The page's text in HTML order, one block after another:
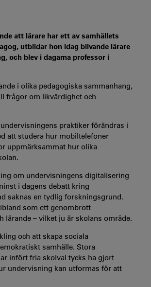
att lärare har ett av samhällets
utbildar hon idag blivande lärare
och blev i dagarna professor i
i olika pedagogiska sammanhang,
frågor om likvärdighet och
praktiker förändras i
att studera hur mobiltelefoner
uppmärksammat hur olika
om undervisningens digitalisering
i dagens debatt kring
saknas en tydlig forskningsgrund.
som ett genombrott
lärande – vilket ju är skolans område.
och att skapa sociala
samhälle. Stora
infört fria skolval tycks ha gjort
undervisning kan utformas för att